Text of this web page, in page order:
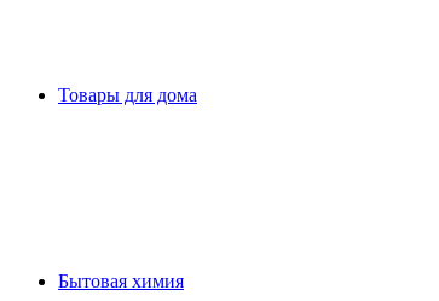
Товары для дома
Бытовая химия